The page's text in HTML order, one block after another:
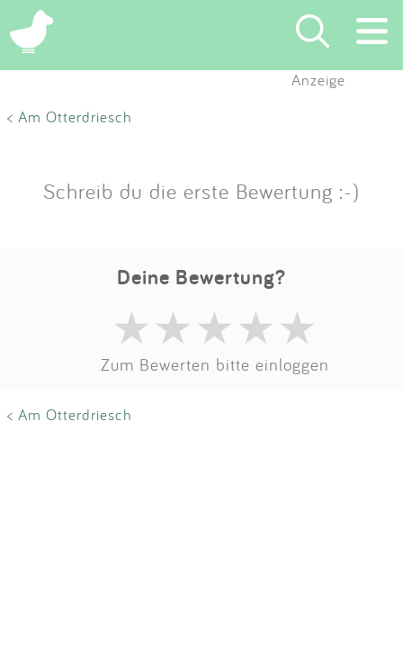
Partner
Kontakt
Anzeige
< Am Otterdriesch
Schreib du die erste Bewertung :-)
Deine Bewertung?
Zum Bewerten bitte einloggen
< Am Otterdriesch